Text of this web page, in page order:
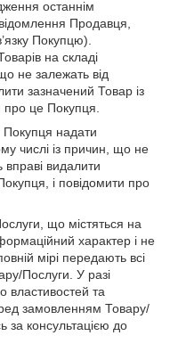
останнім
Продавця,
Покупцю).
на складі
не залежать від
зазначений Товар із
це Покупця.
Покупця надати
числі із причин, що не
видалити
і повідомити про
що містяться на
характер і не
мірі передають всі
Послуги. У разі
властивостей та
замовленням Товару/
за консультацією до